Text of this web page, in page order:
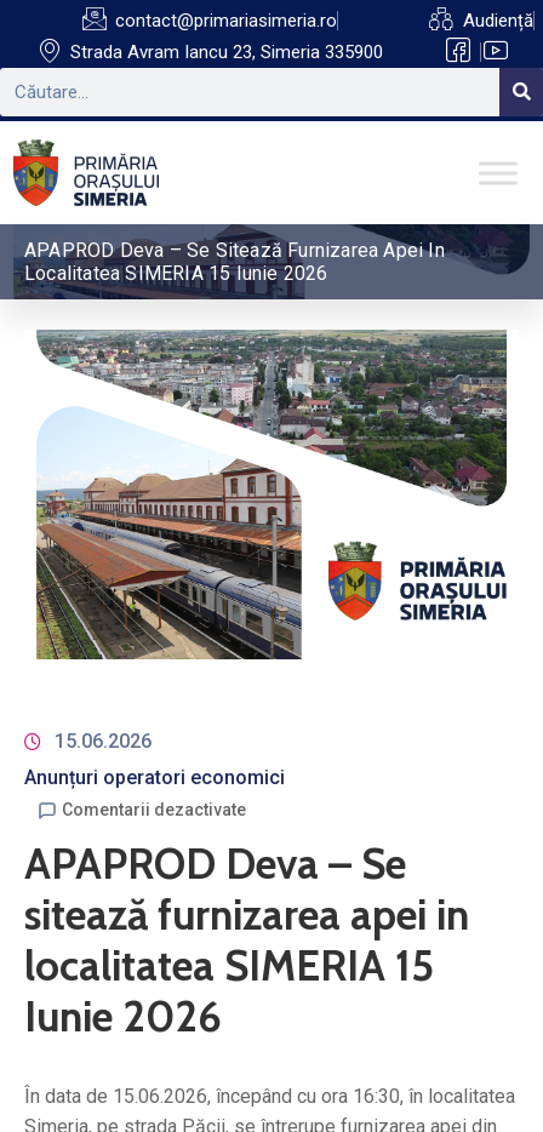
contact@primariasimeria.ro
Strada Avram Iancu 23, Simeria 335900
Audiență
APAPROD Deva – Se Sitează Furnizarea Apei In
Localitatea SIMERIA 15 Iunie 2026
15.06.2026
Anunțuri operatori economici
Comentarii dezactivate
APAPROD Deva – Se
sitează furnizarea apei in
localitatea SIMERIA 15
Iunie 2026
În data de 15.06.2026, începând cu ora 16:30, în localitatea
Simeria, pe strada Păcii, se întrerupe furnizarea apei din